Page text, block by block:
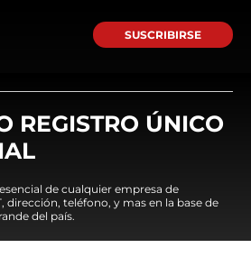
SUSCRIBIRSE
REGISTRO ÚNICO
de cualquier empresa de
dirección, teléfono, y mas en la base de
del país.